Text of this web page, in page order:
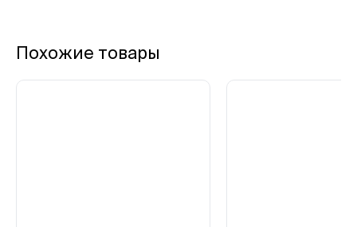
Похожие товары